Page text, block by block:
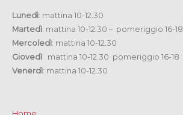
Lunedì: mattina 10-12.30
Martedì: mattina 10-12.30 – pomeriggio 16-18
Mercoledì: mattina 10-12.30
Giovedì: mattina 10-12.30 pomeriggio 16-18
Venerdì: mattina 10-12.30